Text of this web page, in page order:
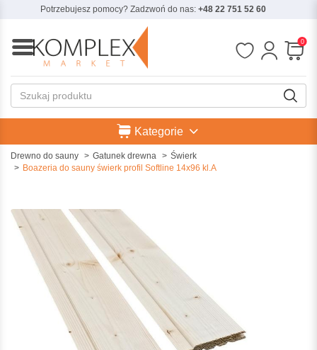
Potrzebujesz pomocy? Zadzwoń do nas: +48 22 751 52 60
0
Kategorie
Drewno do sauny Gatunek drewna
Świerk
Boazeria do sauny świerk profil Softline 14x96 kl.A